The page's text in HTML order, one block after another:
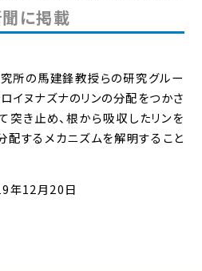
に掲載
所の馬建鋒教授らの研究グルー
イヌナズナのリンの分配をつかさ
き止め、根から吸収したリンを
するメカニズムを解明すること
年12月20日